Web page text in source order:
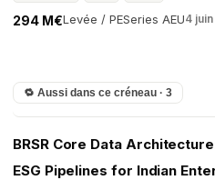
Levée / PE
294 M€ Series AEU4
🔁 Aussi dans ce créneau · 3
BRSR Core Data
ESG Pipelines for Indian